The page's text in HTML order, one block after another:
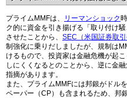
プライムMMFは、 リーマンショック
ク的に資金を引き揚げる「取り付け
させたことから、 SEC（米国証券取引
制強化に乗りだしましたが、規制は
けるもので、投資家は金融危機が起
しにくくなるとのことから、逆に金
指摘があります。
また、プライムMMFには邦銀がドル
ペーパー（CP）も含まれるため、邦